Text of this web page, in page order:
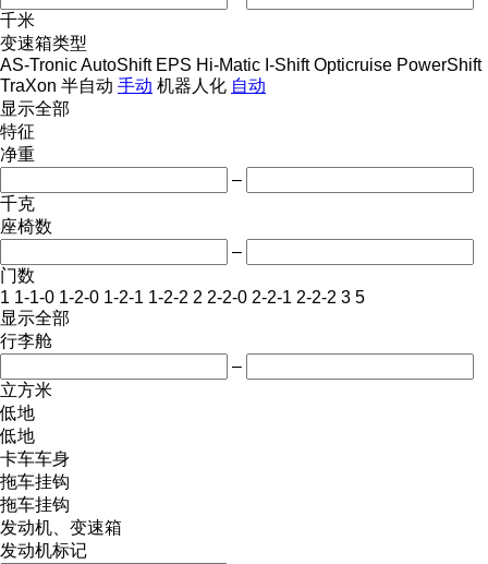
千米
变速箱类型
AS-TronicAutoShift EPS Hi-Matic I-Shift Opticruise PowerShift
TraXon 半自动 手动 机器人化 自动
显示全部
特征
净重
–
千克
座椅数
–
门数
1 1-1-0 1-2-0 1-2-1 1-2-2 2 2-2-0 2-2-1 2-2-2 3 5
显示全部
行李舱
–
立方米
低地
低地
卡车车身
拖车挂钩
拖车挂钩
发动机、变速箱
发动机标记